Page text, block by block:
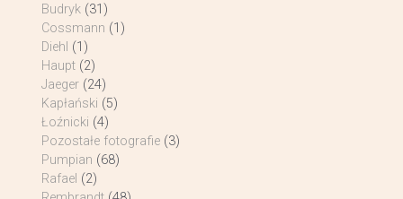
Budryk (31)
Cossmann (1)
Diehl (1)
Haupt (2)
Jaeger (24)
Kapłański (5)
Łoźnicki (4)
Pozostałe fotografie (3)
Pumpian (68)
Rafael (2)